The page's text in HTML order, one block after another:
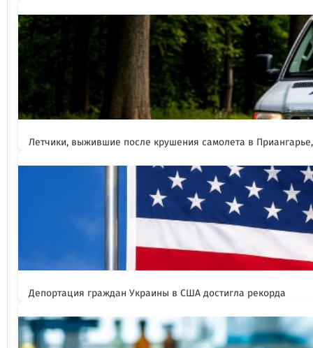
Летчики, выжившие после крушения самолета в
Депортация граждан Украины в США достигла рекорда